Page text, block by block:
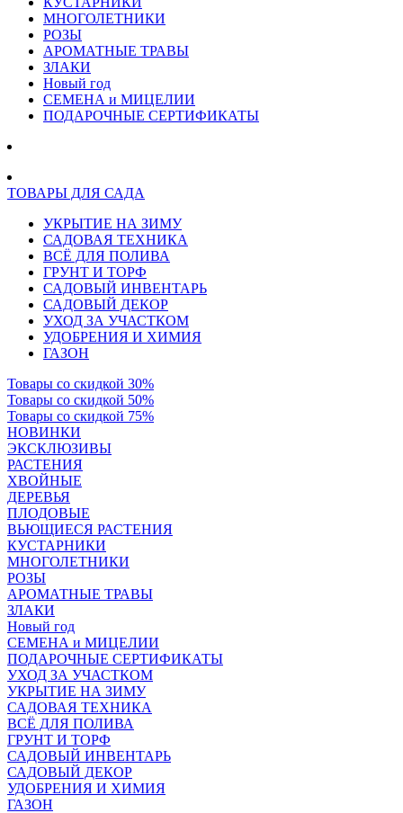
МНОГОЛЕТНИКИ
РОЗЫ
АРОМАТНЫЕ ТРАВЫ
ЗЛАКИ
Новый год
СЕМЕНА и МИЦЕЛИИ
ПОДАРОЧНЫЕ СЕРТИФИКАТЫ
ТОВАРЫ ДЛЯ САДА
УКРЫТИЕ НА ЗИМУ
САДОВАЯ ТЕХНИКА
ВСЁ ДЛЯ ПОЛИВА
ГРУНТ И ТОРФ
САДОВЫЙ ИНВЕНТАРЬ
САДОВЫЙ ДЕКОР
УХОД ЗА УЧАСТКОМ
УДОБРЕНИЯ И ХИМИЯ
ГАЗОН
Товары со скидкой 30%
Товары со скидкой 50%
Товары со скидкой 75%
НОВИНКИ
ЭКСКЛЮЗИВЫ
РАСТЕНИЯ
ХВОЙНЫЕ
ДЕРЕВЬЯ
ПЛОДОВЫЕ
ВЬЮЩИЕСЯ РАСТЕНИЯ
КУСТАРНИКИ
МНОГОЛЕТНИКИ
РОЗЫ
АРОМАТНЫЕ ТРАВЫ
ЗЛАКИ
Новый год
СЕМЕНА и МИЦЕЛИИ
ПОДАРОЧНЫЕ СЕРТИФИКАТЫ
УХОД ЗА УЧАСТКОМ
УКРЫТИЕ НА ЗИМУ
САДОВАЯ ТЕХНИКА
ВСЁ ДЛЯ ПОЛИВА
ГРУНТ И ТОРФ
САДОВЫЙ ИНВЕНТАРЬ
САДОВЫЙ ДЕКОР
УДОБРЕНИЯ И ХИМИЯ
ГАЗОН